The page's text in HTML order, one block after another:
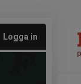
Logga in